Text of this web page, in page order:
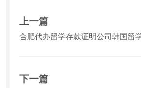
上一篇
合肥代办留学存款证明公司韩国留
下一篇